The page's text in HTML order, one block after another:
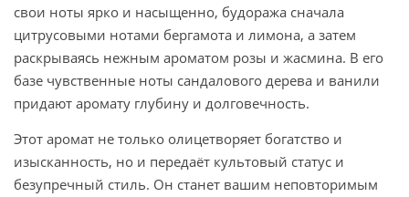
свои ноты ярко и насыщенно, будоража сначала
цитрусовыми нотами бергамота и лимона, а затем
раскрываясь нежным ароматом розы и жасмина. В его
базе чувственные ноты сандалового дерева и ванили
придают аромату глубину и долговечность.
Этот аромат не только олицетворяет богатство и
изысканность, но и передаёт культовый статус и
безупречный стиль. Он станет вашим неповторимым